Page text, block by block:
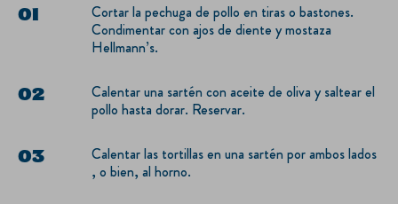
Cortar la pechuga de pollo en tiras o bastones.
Condimentar con ajos de diente y mostaza
Hellmann’s.
Calentar una sartén con aceite de oliva y saltear el
pollo hasta dorar. Reservar.
Calentar las tortillas en una sartén por ambos lados
, o bien, al horno.